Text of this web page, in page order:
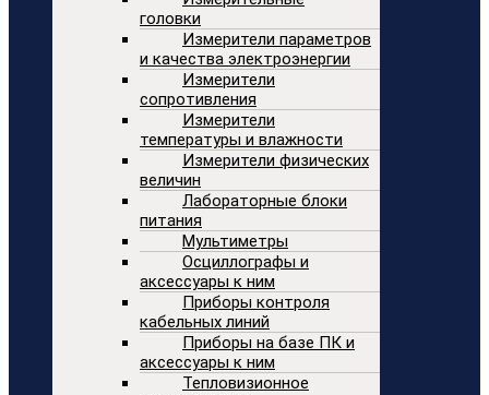
головки
Измерители параметров
и качества электроэнергии
Измерители
сопротивления
Измерители
температуры и влажности
Измерители физических
величин
Лабораторные блоки
питания
Мультиметры
Осциллографы и
аксессуары к ним
Приборы контроля
кабельных линий
Приборы на базе ПК и
аксессуары к ним
Тепловизионное